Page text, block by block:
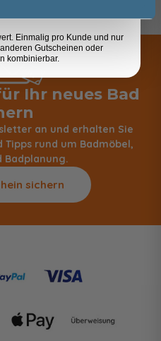
Ihr neues Bad
an und erhalten Sie
rund um Badmöbel,
Badplanung.
sichern
Einmalig pro Kunde und nur
Gutscheinen oder
kombinierbar.